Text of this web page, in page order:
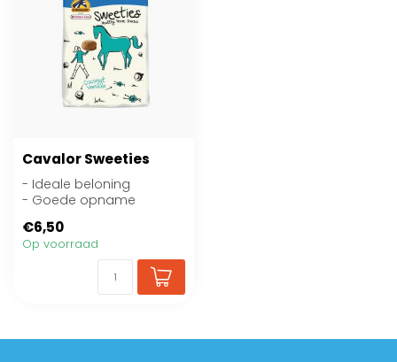
Cavalor Sweeties
- Ideale beloning
- Goede opname
vanillesmaak
€6,50
Op voorraad